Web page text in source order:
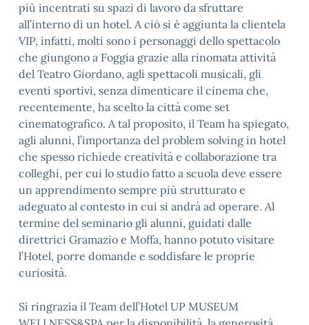
più incentrati su spazi di lavoro da sfruttare
all’interno di un hotel. A ciò si è aggiunta la clientela
VIP, infatti, molti sono i personaggi dello spettacolo
che giungono a Foggia grazie alla rinomata attività
del Teatro Giordano, agli spettacoli musicali, gli
eventi sportivi, senza dimenticare il cinema che,
recentemente, ha scelto la città come set
cinematografico. A tal proposito, il Team ha spiegato,
agli alunni, l’importanza del problem solving in hotel
che spesso richiede creatività e collaborazione tra
colleghi, per cui lo studio fatto a scuola deve essere
un apprendimento sempre più strutturato e
adeguato al contesto in cui si andrà ad operare. Al
termine del seminario gli alunni, guidati dalle
direttrici Gramazio e Moffa, hanno potuto visitare
l’Hotel, porre domande e soddisfare le proprie
curiosità.
Si ringrazia il Team dell’Hotel UP MUSEUM